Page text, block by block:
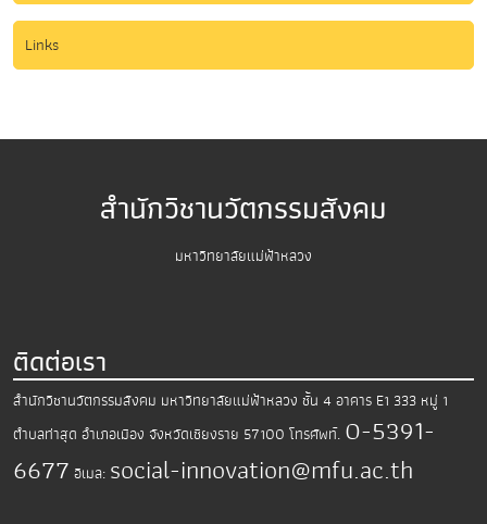
Links
สำนักวิชานวัตกรรมสังคม
มหาวิทยาลัยแม่ฟ้าหลวง
ติดต่อเรา
สำนักวิชานวัตกรรมสังคม มหาวิทยาลัยแม่ฟ้าหลวง ชั้น 4 อาคาร E1 333 หมู่ 1
ตำบลท่าสุด อำเภอเมือง จังหวัดเชียงราย 57100 โทรศัพท์. 0-5391-
6677 อีเมล: social-innovation@mfu.ac.th